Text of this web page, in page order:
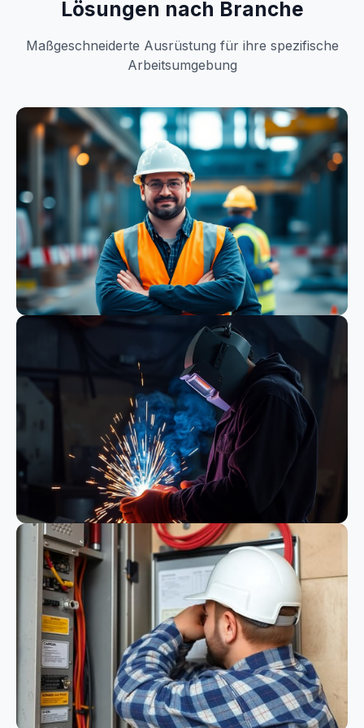
Lösungen nach Branche
Maßgeschneiderte Ausrüstung für ihre spezifische
Arbeitsumgebung
Bauwesen
Schweißen